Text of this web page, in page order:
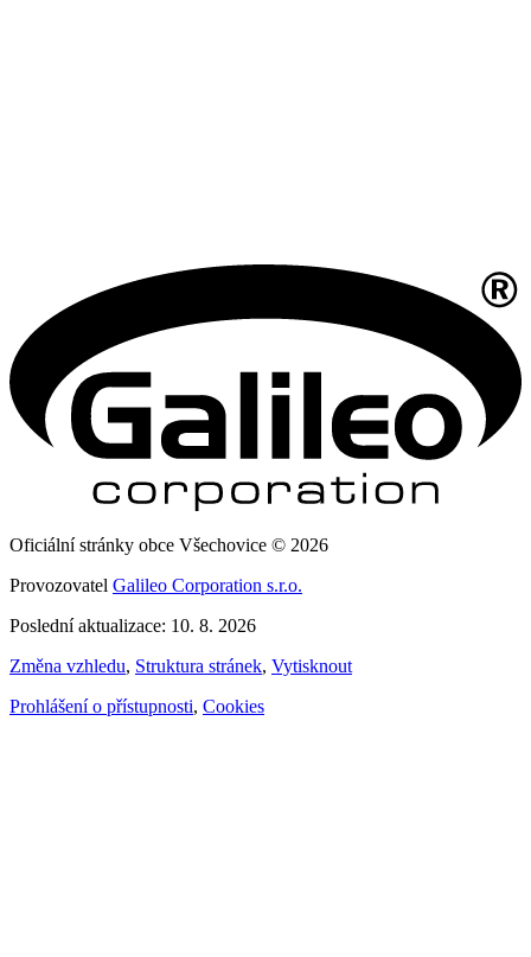
Oficiální stránky obce Všechovice © 2026
Provozovatel Galileo Corporation s.r.o.
Poslední aktualizace: 10. 8. 2026
Změna vzhledu, Struktura stránek, Vytisknout
Prohlášení o přístupnosti, Cookies